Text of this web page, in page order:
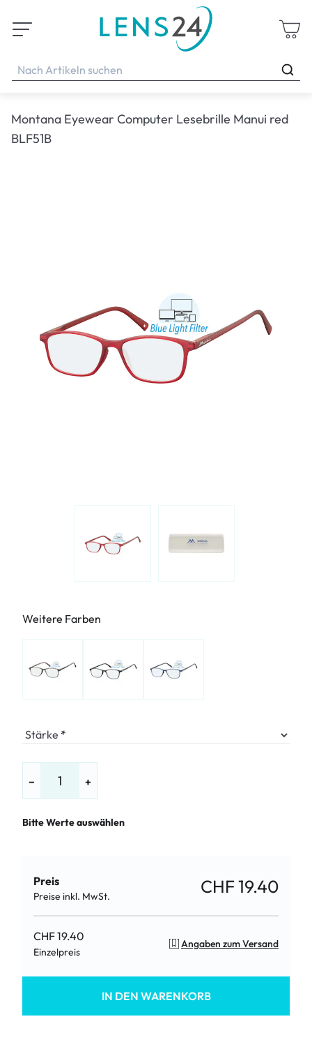
Montana Eyewear Computer Lesebrille Manui red
BLF51B
Weitere Farben
Stärke
− +
Bitte Werte auswählen
Preis
Preise inkl. MwSt. CHF 19.40
CHF 19.40
Einzelpreis
Angaben zum Versand
IN DEN WARENKORB